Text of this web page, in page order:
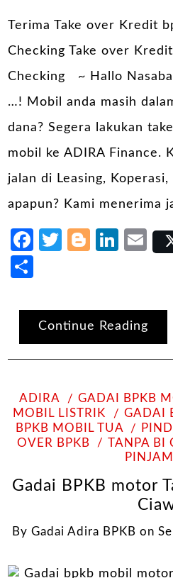
Terima Take over Kredit
Checking Take over
Checking ~ Hallo
…! Mobil anda masih
dana? Segera lakukan
mobil ke ADIRA Finance.
jalan di Leasing,
apapun? Kami menerima
Facebook
Twitter
Blogger
Continue Reading
ADIRA GADAI BPKB
MOBIL LISTRIK
GADAI
BPKB MOBIL TUA
OVER BPKB
TANPA BI
Gadai BPKB motor
By Gadai Adira BPKB on